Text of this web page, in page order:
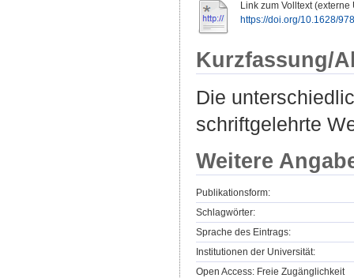
Link zum Volltext (externe
https://doi.org/10.1628/
Kurzfassung/
Die
schriftgelehrte
Weitere
Publikationsform:
Schlagwörter:
Sprache des Eintrags:
Institutionen der Universität:
Open Access: Freie Zugänglichkeit